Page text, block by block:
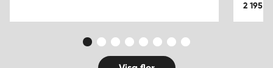
2 195